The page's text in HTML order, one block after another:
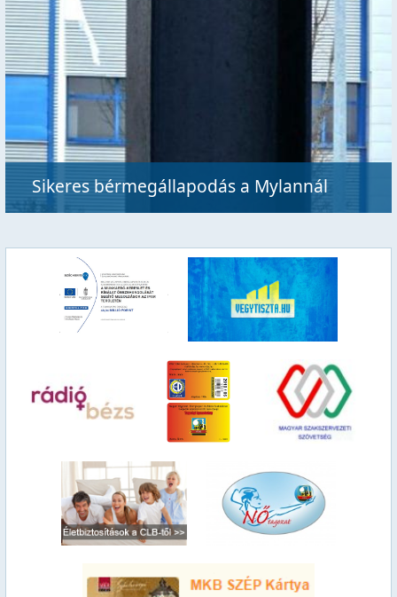
Sikeres bérmegállapodás a Mylannál